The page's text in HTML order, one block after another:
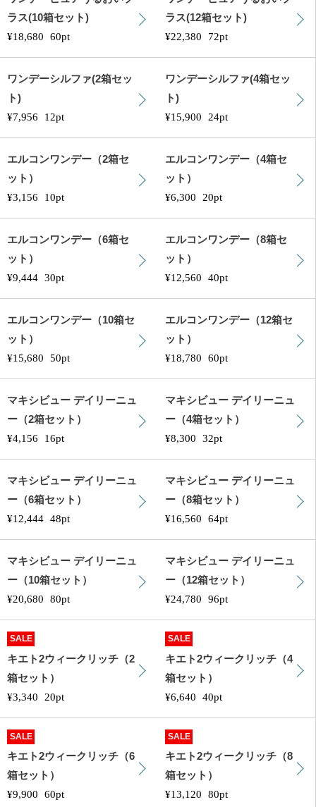
ラス(10箱セット)
¥18,680 60pt
ラス(12箱セット)
¥22,380
72pt
ワンデーシルファ(2箱セッ
ト)
¥7,956
12pt
ワンデーシルファ(4箱セッ
ト)
¥15,900
24pt
エルコンワンデー（2箱セ
ット）
¥3,156
10pt
エルコンワンデー（4箱セ
ット）
¥6,300
20pt
エルコンワンデー（6箱セ
ット）
¥9,444 30pt
エルコンワンデー（8箱セ
ット）
¥12,560 40pt
エルコンワンデー（10箱セ
ット）
¥15,680 50pt
エルコンワンデー（12箱セ
ット）
¥18,780 60pt
マキシビュー デイリーニュ
ー（2箱セット）
¥4,156
16pt
マキシビュー デイリーニュ
ー（4箱セット）
¥8,300 32pt
マキシビュー デイリーニュ
ー（6箱セット）
¥12,444 48pt
マキシビュー デイリーニュ
ー（8箱セット）
¥16,560 64pt
マキシビュー デイリーニュ
ー（10箱セット）
¥20,680 80pt
マキシビュー デイリーニュ
ー（12箱セット）
¥24,780 96pt
SALE
キエト2ウィークリッチ（2
箱セット）
¥3,340
20pt
SALE
キエト2ウィークリッチ（4
箱セット）
¥6,640 40pt
SALE
キエト2ウィークリッチ（6
箱セット）
¥9,900 60pt
SALE
キエト2ウィークリッチ（8
箱セット）
¥13,120 80pt